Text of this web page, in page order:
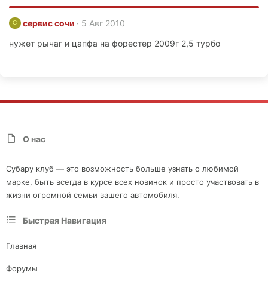
С сервис сочи 5 Авг 2010
нужет рычаг и цапфа на форестер 2009г 2,5 турбо
О нас
Субару клуб — это возможность больше узнать о любимой
марке, быть всегда в курсе всех новинок и просто участвовать в
жизни огромной семьи вашего автомобиля.
Быстрая Навигация
Главная
Форумы